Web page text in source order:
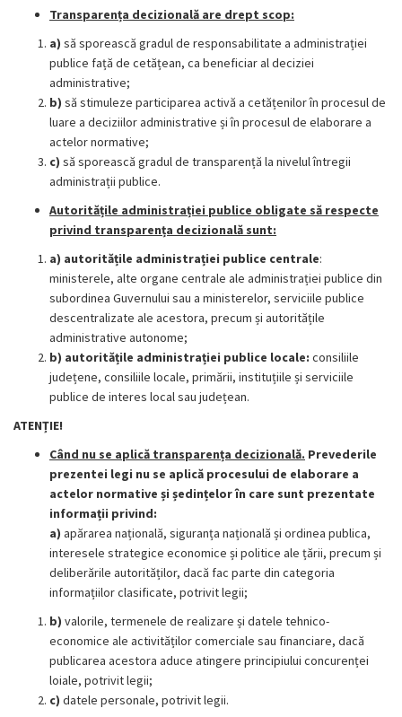
Transparența decizională are drept scop:
a) să sporească gradul de responsabilitate a administrației
publice față de cetățean, ca beneficiar al deciziei
administrative;
b) să stimuleze participarea activă a cetățenilor în procesul de
luare a deciziilor administrative și în procesul de elaborare a
actelor normative;
c) să sporească gradul de transparență la nivelul întregii
administrații publice.
Autoritățile administrației publice obligate să respecte
privind transparența decizională sunt:
a) autoritățile administrației publice centrale:
ministerele, alte organe centrale ale administrației publice din
subordinea Guvernului sau a ministerelor, serviciile publice
descentralizate ale acestora, precum și autoritățile
administrative autonome;
b) autoritățile administrației publice locale: consiliile
județene, consiliile locale, primării, instituțiile și serviciile
publice de interes local sau județean.
ATENȚIE!
Când nu se aplică transparența decizională. Prevederile
prezentei legi nu se aplică procesului de elaborare a
actelor normative și ședințelor în care sunt prezentate
informații privind:
a) apărarea națională, siguranța națională și ordinea publica,
interesele strategice economice și politice ale țării, precum și
deliberările autorităților, dacă fac parte din categoria
informațiilor clasificate, potrivit legii;
b) valorile, termenele de realizare și datele tehnico-
economice ale activităților comerciale sau financiare, dacă
publicarea acestora aduce atingere principiului concurenței
loiale, potrivit legii;
c) datele personale, potrivit legii.